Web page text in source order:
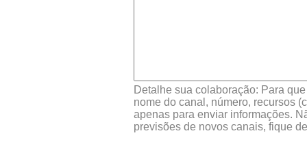
Detalhe sua colaboração: Para
nome do canal, número, recursos
apenas para enviar informações.
previsões de novos canais, fique